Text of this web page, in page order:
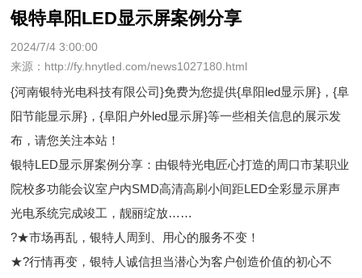
银特阜阳LED显示屏案例分享
2024/7/4 3:00:00
来源：http://fy.hnytled.com/news1027180.html
{河南银特光电科技有限公司}免费为您提供{阜阳led显示屏} ，{阜
阳节能显示屏}，{阜阳户外led显示屏}等一些相关信息的展示发
布，请您关注本站！
银特LED显示屏案例分享：由银特光电匠心打造的周口市某职业
院校多功能会议室户内SMD高清高刷小间距LED全彩显示屏声
光电系统完成竣工，靓丽绽放……
?★市场再乱，银特人周到、用心的服务不变！
★?行情再变，银特人诚信担当潜心为客户创造价值的初心不